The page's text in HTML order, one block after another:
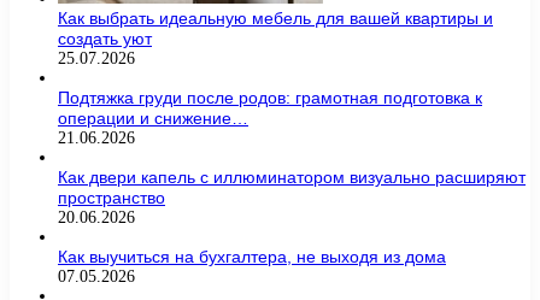
Как выбрать идеальную мебель для вашей квартиры и
создать уют
25.07.2026
Подтяжка груди после родов: грамотная подготовка к
операции и снижение…
21.06.2026
Как двери капель с иллюминатором визуально расширяют
пространство
20.06.2026
Как выучиться на бухгалтера, не выходя из дома
07.05.2026